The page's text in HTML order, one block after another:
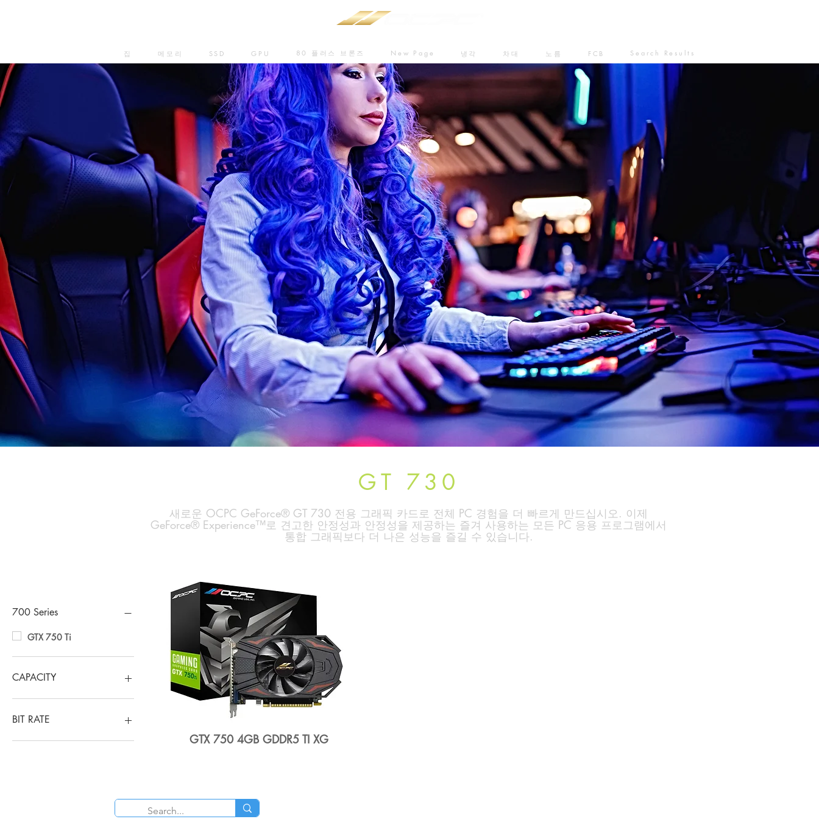
집 메모리 SSD GPU 80 플러스 브론즈 New Page 냉각 차대 노름 FCB Search Results
GT 730
새로운 OCPC GeForce® GT 730 전용 그래픽 카드로 전체 PC 경험을 더 빠르게 만드십시오. 이제
GeForce® Experience™로 견고한 안정성과 안정성을 제공하는 즐겨 사용하는 모든 PC 응용 프로그램에서
통합 그래픽보다 더 나은 성능을 즐길 수 있습니다.
700 Series
GTX 750 Ti
CAPACITY
4GB GDDR5
BIT RATE
128-bit GTX 750 4GB GDDR5 TI XG